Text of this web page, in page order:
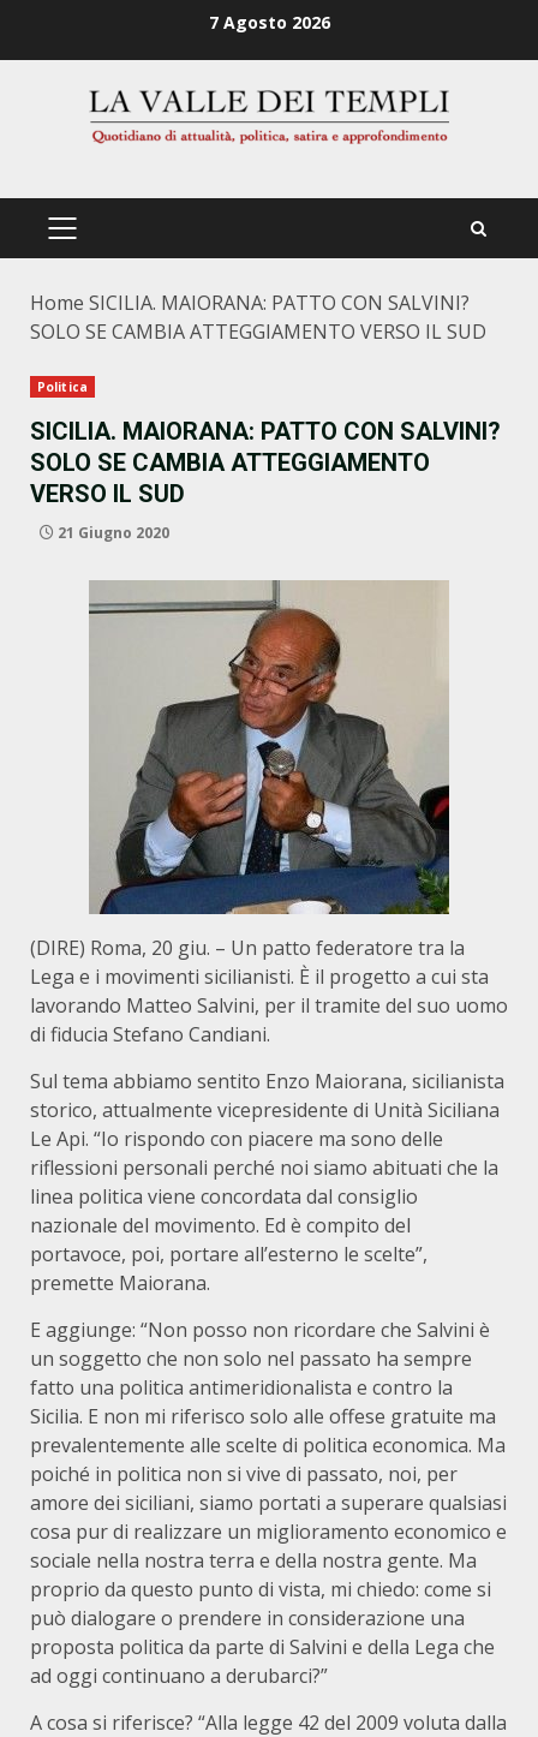
7 Agosto 2026
PRIMÄRES
Home SICILIA. MAIORANA: PATTO CON SALVINI?
SOLO SE CAMBIA ATTEGGIAMENTO VERSO IL SUD
Politica
SICILIA. MAIORANA: PATTO CON SALVINI?
SOLO SE CAMBIA ATTEGGIAMENTO
VERSO IL SUD
21 Giugno 2020
(DIRE) Roma, 20 giu. – Un patto federatore tra la
Lega e i movimenti sicilianisti. È il progetto a cui sta
lavorando Matteo Salvini, per il tramite del suo uomo
di fiducia Stefano Candiani.
Sul tema abbiamo sentito Enzo Maiorana, sicilianista
storico, attualmente vicepresidente di Unità Siciliana
Le Api. “Io rispondo con piacere ma sono delle
riflessioni personali perché noi siamo abituati che la
linea politica viene concordata dal consiglio
nazionale del movimento. Ed è compito del
portavoce, poi, portare all’esterno le scelte”,
premette Maiorana.
E aggiunge: “Non posso non ricordare che Salvini è
un soggetto che non solo nel passato ha sempre
fatto una politica antimeridionalista e contro la
Sicilia. E non mi riferisco solo alle offese gratuite ma
prevalentemente alle scelte di politica economica. Ma
poiché in politica non si vive di passato, noi, per
amore dei siciliani, siamo portati a superare qualsiasi
cosa pur di realizzare un miglioramento economico e
sociale nella nostra terra e della nostra gente. Ma
proprio da questo punto di vista, mi chiedo: come si
può dialogare o prendere in considerazione una
proposta politica da parte di Salvini e della Lega che
ad oggi continuano a derubarci?”
A cosa si riferisce? “Alla legge 42 del 2009 voluta dalla